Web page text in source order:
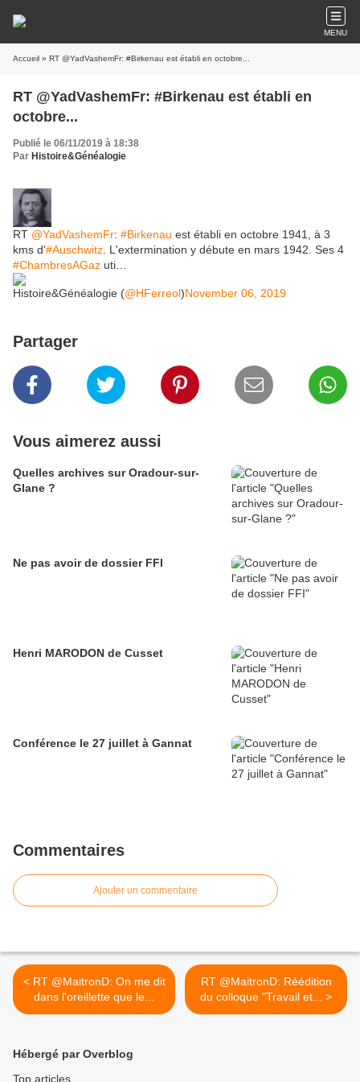
MENU
Accueil » RT @YadVashemFr: #Birkenau est établi en octobre...
RT @YadVashemFr: #Birkenau est établi en
octobre...
Publié le 06/11/2019 à 18:38
Par Histoire&Généalogie
RT @YadVashemFr: #Birkenau est établi en octobre 1941, à 3
kms d’#Auschwitz . L'extermination y débute en mars 1942. Ses 4
#ChambresAGaz uti…
Histoire&Généalogie (@HFerreol)November 06, 2019
Partager
Vous aimerez aussi
Quelles archives sur Oradour-sur-
Glane ?
Ne pas avoir de dossier FFI
Henri MARODON de Cusset
Conférence le 27 juillet à Gannat
Commentaires
Ajouter un commentaire
< RT @MaitronD: On me dit
dans l'oreillette que le...
RT @MaitronD: Réédition
du colloque "Travail et... >
Hébergé par Overblog
Top articles